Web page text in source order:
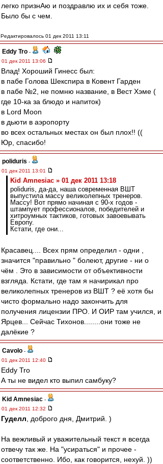
легко признАю и поздравлю их и себя тоже.
Было бы с чем.
Редактировалось 01 дек 2011 13:11
Eddy Tro -
01 дек 2011 13:06
Влад! Хороший Гинесс был:
в пабе Голова Шекспира в Ковент Гарден
в пабе №2, не помню название, в Вест Хэме (
где 10-ка за блюдо и напиток)
в Lord Moon
в дьюти в аэропорту
во всех остальных местах он был плох!! ((
Юр, спасибо!
poliduris -
01 дек 2011 13:01
Kid Amnesiac » 01 дек 2011 13:18
poliduris, да-да, наша современная ВШТ
выпустила массу великолепных тренеров.
Массу! Вот прямо начиная с 90-х годов -
штампует профессионалов, победителей и
хитроумных тактиков, готовых завоевывать
Европу.
Кстати, где они...
Красавец.... Всех прям определил - одни ,
значится "правильно " болеют, другие - ни о
чём . Это в зависимости от объективности
взгляда. Кстати, где там я начирикал про
великолепных тренеров из ВШТ ? её хотя бы
чисто формально надо закончить для
получения лицензии ПРО. И ОИР там учился, и
Ярцев... Сейчас Тихонов........они тоже не
далёкие ?
Cavolo -
01 дек 2011 12:40
Eddy Tro
А ты не видел кто выпил самбуку?
Kid Amnesiac -
01 дек 2011 12:32
Гуделл , доброго дня, Дмитрий. )
На вежливый и уважительный текст я всегда
отвечу так же. На "усираться" и прочее -
соответственно. Ибо, как говорится, нехуй. ))